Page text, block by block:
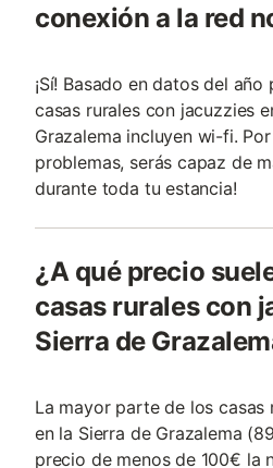
conexión a la red
¡Sí! Basado en datos del
casas rurales con jacuzzies
Grazalema incluyen wi-fi.
problemas, serás capaz de
durante toda tu estancia!
¿A qué precio
casas rurales con
Sierra de
La mayor parte de los casas
en la Sierra de Grazalema
precio de menos de 100€ la